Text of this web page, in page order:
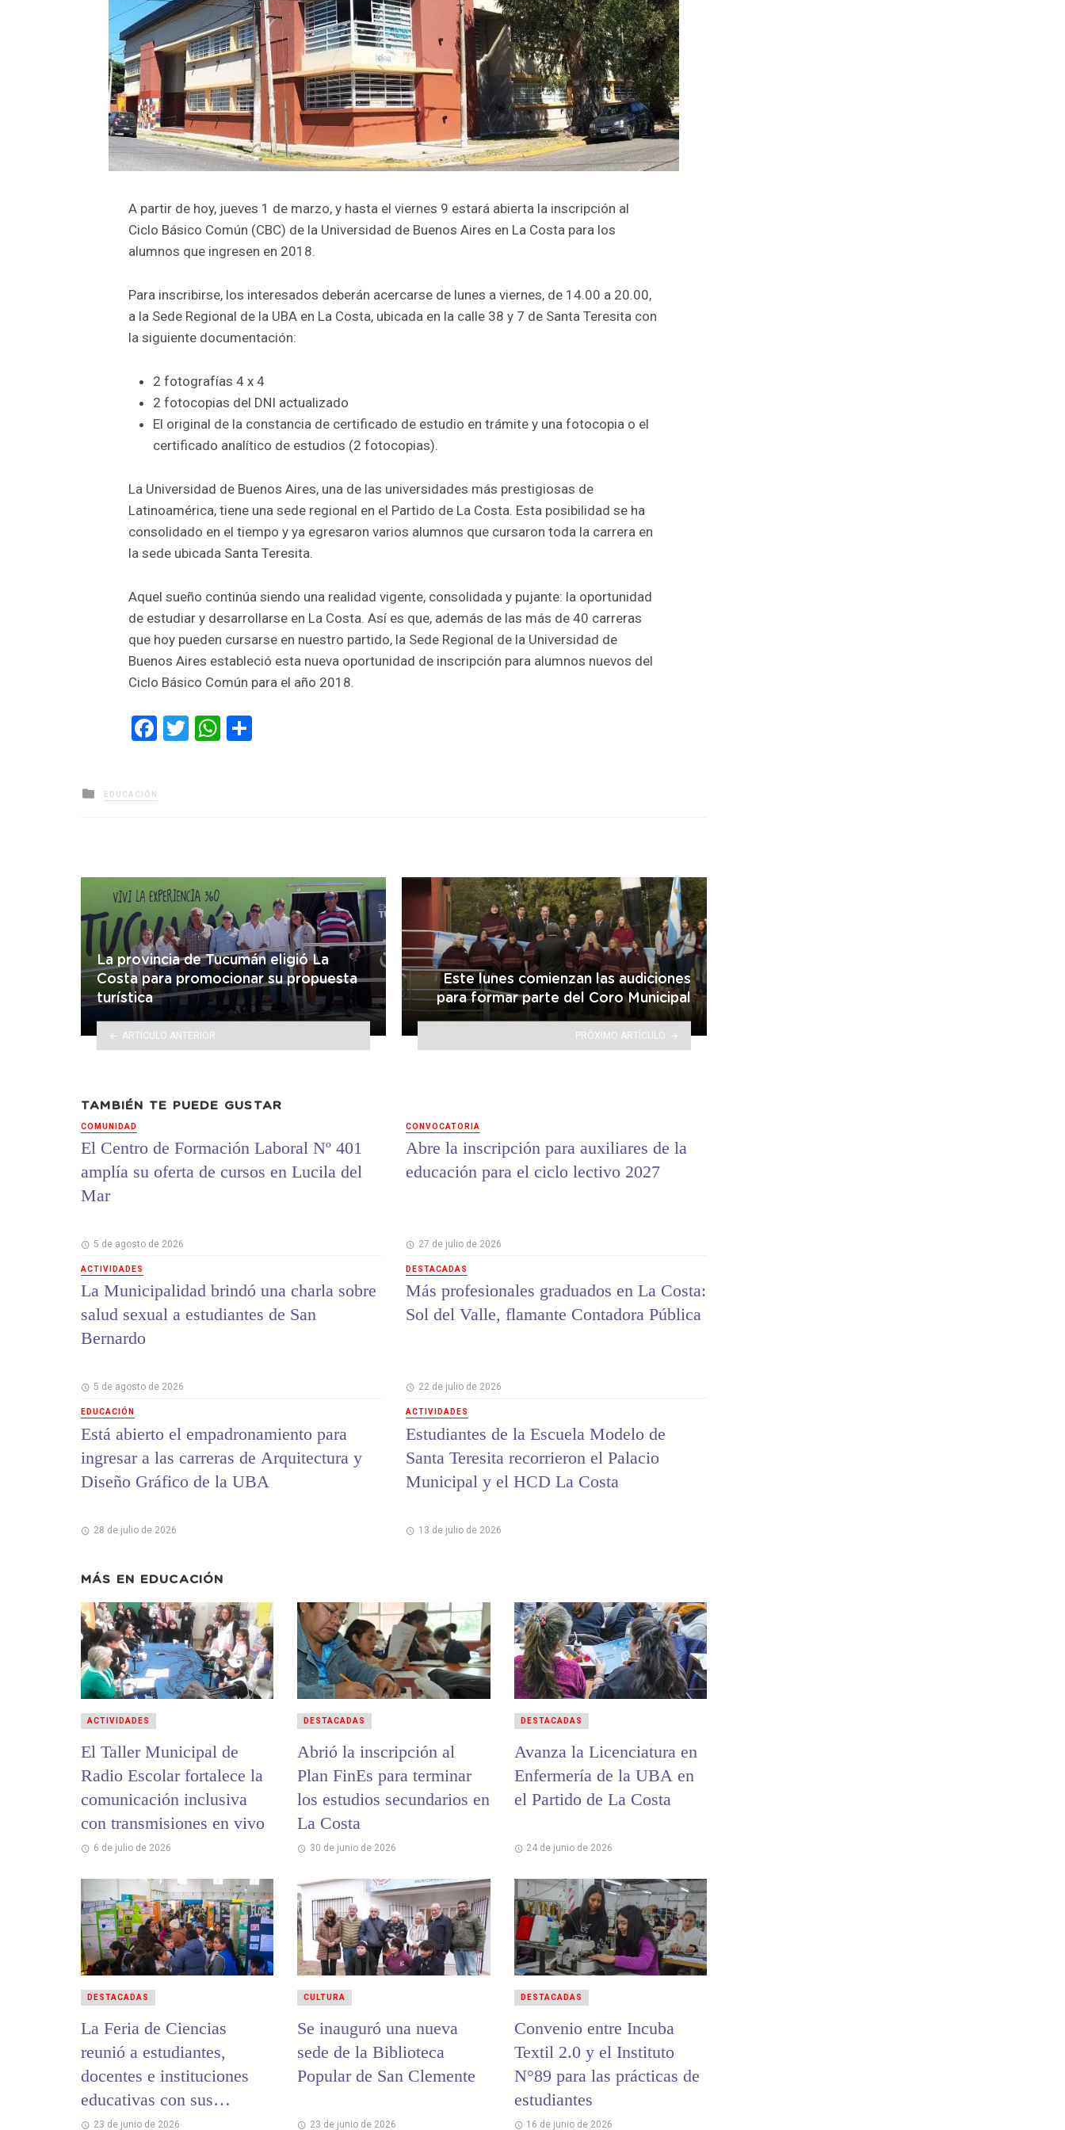
A partir de hoy, jueves 1 de marzo, y hasta el viernes 9 estará abierta la inscripción al
Ciclo Básico Común (CBC) de la Universidad de Buenos Aires en La Costa para los
alumnos que ingresen en 2018.
Para inscribirse, los interesados deberán acercarse de lunes a viernes, de 14.00 a 20.00,
a la Sede Regional de la UBA en La Costa, ubicada en la calle 38 y 7 de Santa Teresita con
la siguiente documentación:
2 fotografías 4 x 4
2 fotocopias del DNI actualizado
El original de la constancia de certificado de estudio en trámite y una fotocopia o el
certificado analítico de estudios (2 fotocopias).
La Universidad de Buenos Aires, una de las universidades más prestigiosas de
Latinoamérica, tiene una sede regional en el Partido de La Costa. Esta posibilidad se ha
consolidado en el tiempo y ya egresaron varios alumnos que cursaron toda la carrera en
la sede ubicada Santa Teresita.
Aquel sueño continúa siendo una realidad vigente, consolidada y pujante: la oportunidad
de estudiar y desarrollarse en La Costa. Así es que, además de las más de 40 carreras
que hoy pueden cursarse en nuestro partido, la Sede Regional de la Universidad de
Buenos Aires estableció esta nueva oportunidad de inscripción para alumnos nuevos del
Ciclo Básico Común para el año 2018.
Facebook
TwitterWhatsApp
Posted
in
EDUCACIÓN
La provincia de Tucumán eligió La
Costa para promocionar su propuesta
turística
ARTÍCULO ANTERIOR
Este lunes comienzan las audiciones
para formar parte del Coro Municipal
PRÓXIMO ARTÍCULO
TAMBIÉN TE PUEDE GUSTAR
COMUNIDAD
El Centro de Formación Laboral Nº 401
amplía su oferta de cursos en Lucila del
Mar
5 de agosto de 2026
ACTIVIDADES
La Municipalidad brindó una charla sobre
salud sexual a estudiantes de San
Bernardo
5 de agosto de 2026
EDUCACIÓN
Está abierto el empadronamiento para
ingresar a las carreras de Arquitectura y
Diseño Gráfico de la UBA
28 de julio de 2026
CONVOCATORIA
Abre la inscripción para auxiliares de la
educación para el ciclo lectivo 2027
27 de julio de 2026
DESTACADAS
Más profesionales graduados en La Costa:
Sol del Valle, flamante Contadora Pública
22 de julio de 2026
ACTIVIDADES
Estudiantes de la Escuela Modelo de
Santa Teresita recorrieron el Palacio
Municipal y el HCD La Costa
13 de julio de 2026
MÁS EN EDUCACIÓN
El Taller Municipal de
Radio Escolar fortalece la
comunicación inclusiva
con transmisiones en vivo
6 de julio de 2026
ACTIVIDADES
Abrió la inscripción al
Plan FinEs para terminar
los estudios secundarios en
La Costa
30 de junio de 2026
DESTACADAS
Avanza la Licenciatura en
Enfermería de la UBA en
el Partido de La Costa
24 de junio de 2026
DESTACADAS
La Feria de Ciencias
reunió a estudiantes,
docentes e instituciones
educativas con sus
proyectos de investigación
23 de junio de 2026
DESTACADAS
Se inauguró una nueva
sede de la Biblioteca
Popular de San Clemente
23 de junio de 2026
CULTURA
Convenio entre Incuba
Textil 2.0 y el Instituto
N°89 para las prácticas de
estudiantes
16 de junio de 2026
DESTACADAS